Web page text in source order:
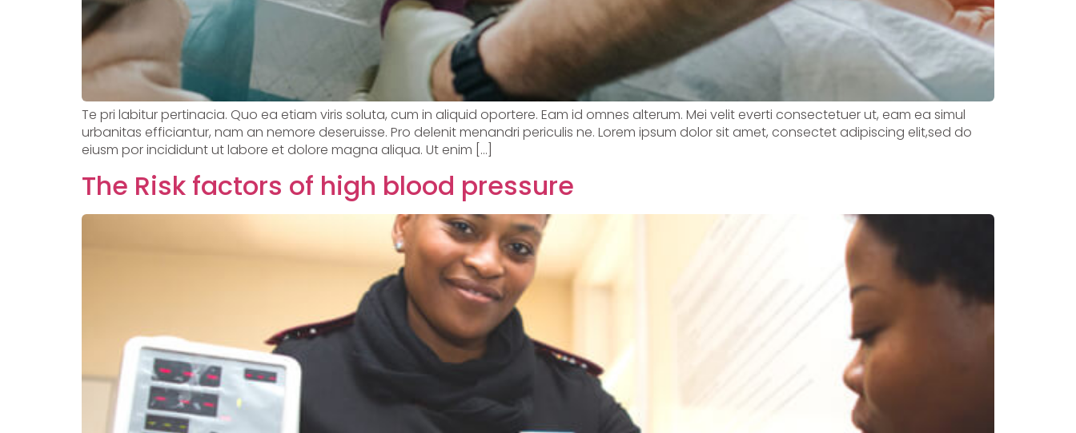
Te pri labitur pertinacia. Quo ea etiam viris soluta, cum in aliquid oportere. Eam id omnes alterum. Mei velit everti consectetuer ut, eam ea simul
urbanitas efficiantur, nam an nemore deseruisse. Pro delenit menandri periculis ne. Lorem ipsum dolor sit amet, consectet adipiscing elit,sed do
eiusm por incididunt ut labore et dolore magna aliqua. Ut enim […]
The Risk factors of high blood pressure